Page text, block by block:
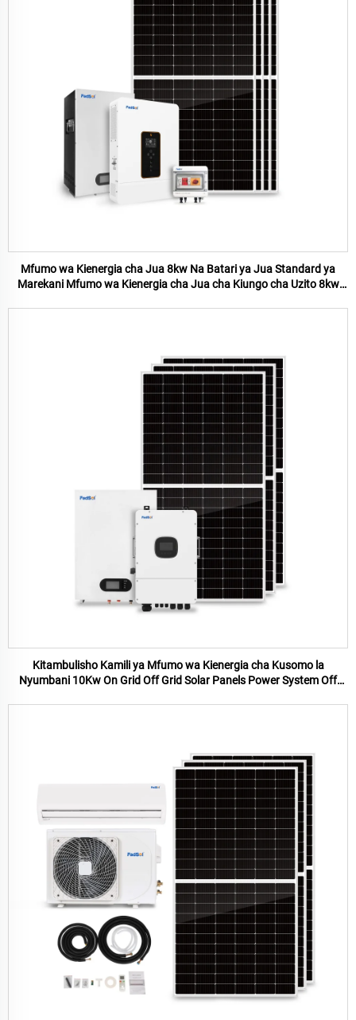
Mfumo wa Kienergia cha Jua 8kw Na Batari ya Jua Standard ya
Marekani Mfumo wa Kienergia cha Jua cha Kiungo cha Uzito 8kw
Kitambulisho Kamili ya Mfumo wa Kienergia cha Kusomo la
Nyumbani 10Kw On Grid Off Grid Solar Panels Power System Off